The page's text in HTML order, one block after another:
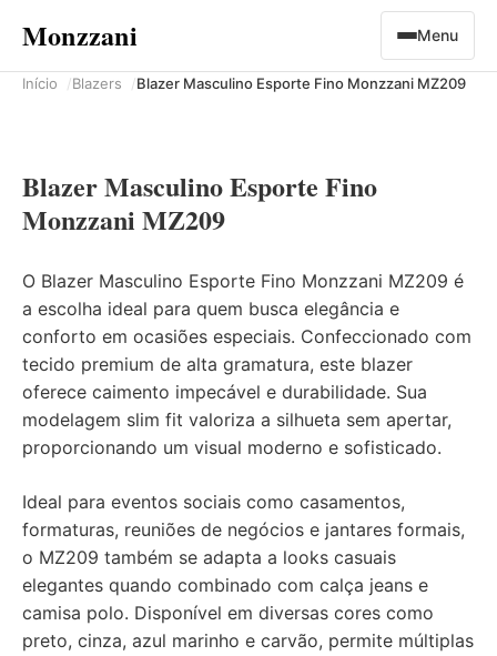
Monzzani Menu
Início Blazers Blazer Masculino Esporte Fino Monzzani MZ209
Blazer Masculino Esporte Fino
Monzzani MZ209
O Blazer Masculino Esporte Fino Monzzani MZ209 é
a escolha ideal para quem busca elegância e
conforto em ocasiões especiais. Confeccionado com
tecido premium de alta gramatura, este blazer
oferece caimento impecável e durabilidade. Sua
modelagem slim fit valoriza a silhueta sem apertar,
proporcionando um visual moderno e sofisticado.
Ideal para eventos sociais como casamentos,
formaturas, reuniões de negócios e jantares formais,
o MZ209 também se adapta a looks casuais
elegantes quando combinado com calça jeans e
camisa polo. Disponível em diversas cores como
preto, cinza, azul marinho e carvão, permite múltiplas